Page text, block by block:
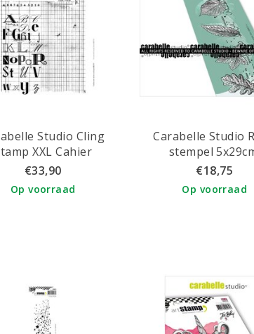
Studio Cling
XXL Cahier
€33,90
Op voorraad
Carabelle Studio
stempel
Bladcollectie van
€18,75
Op voorraad